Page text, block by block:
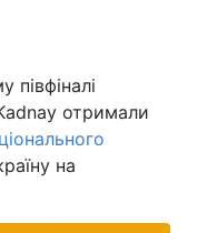
отримали
на